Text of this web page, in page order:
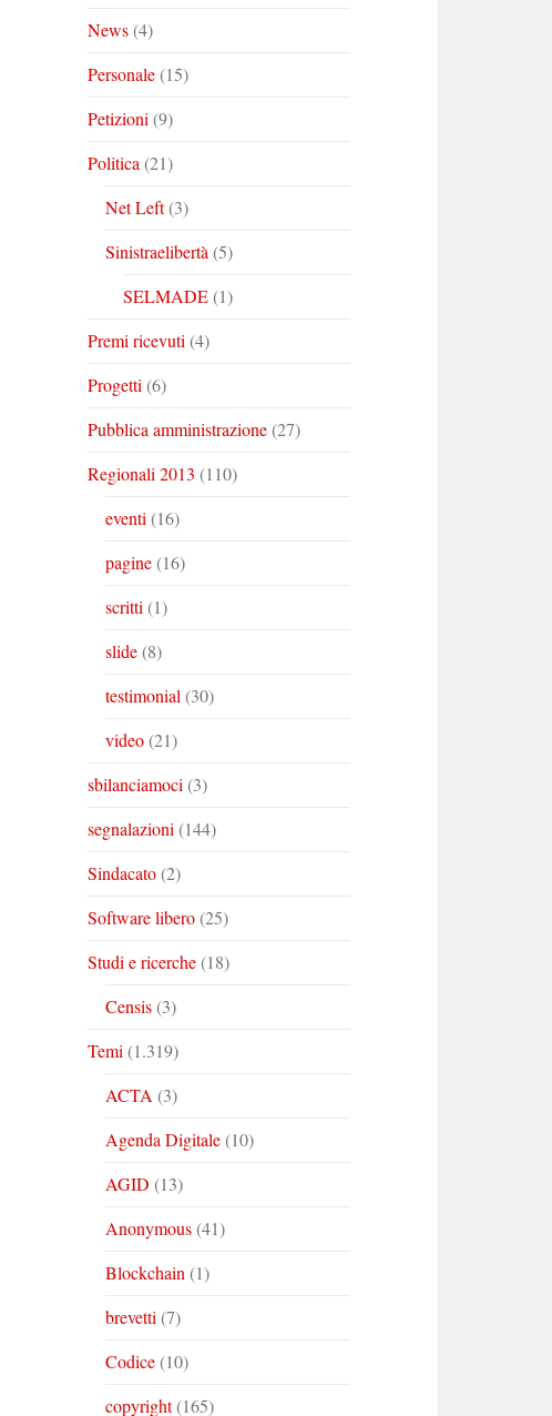
News(4)
Personale(15)
Petizioni (9)
Politica (21)
Net Left(3)
Sinistraelibertà (5)
SELMADE(1)
Premi ricevuti (4)
Progetti (6)
Pubblica amministrazione(27)
Regionali 2013 (110)
eventi (16)
pagine(16)
scritti (1)
slide(8)
testimonial (30)
video(21)
sbilanciamoci (3)
segnalazioni (144)
Sindacato(2)
Software libero(25)
Studi e ricerche(18)
Censis(3)
Temi (1.319)
ACTA (3)
Agenda Digitale(10)
AGID (13)
Anonymous(41)
Blockchain (1)
brevetti (7)
Codice(10)
copyright(165)